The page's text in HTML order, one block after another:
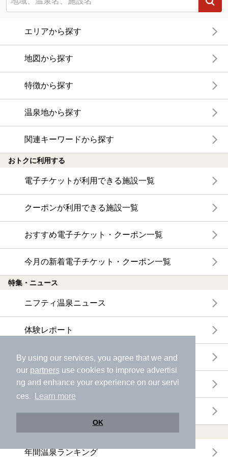
By using our services, you agree that we and
our partners use cookies to improve advertisi
ng and enhance your experience on our servi
ces.
Learn more
OK
エリアから探す
地図から探す
特徴から探す
温泉地から探す
関連キーワードから探す
おトクに利用する
電子チケットが利用できる施設一覧
クーポンが利用できる施設一覧
おすすめ電子チケット・クーポン一覧
今月の新着電子チケット・クーポン一覧
特集・ニュース
ニフティ温泉ニュース
体験レポート
口コミを見る
特集
ニフティ温泉からのお知らせ
温浴施設ランキング
年間温泉ランキング